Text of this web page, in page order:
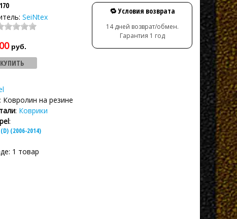
SeiNtex
руб.
: Ковролин на резине
: Коврики
:
(2006-2014)
1 товар
🔁 Условия возврата
14 дней возврат/обмен.
Гарантия 1 год